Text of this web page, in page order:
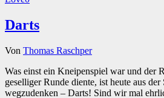
Darts
Von Thomas Raschper
Was einst ein Kneipenspiel war und der
geselliger Runde diente, ist heute aus
wegzudenken – Darts! Sind wir mal